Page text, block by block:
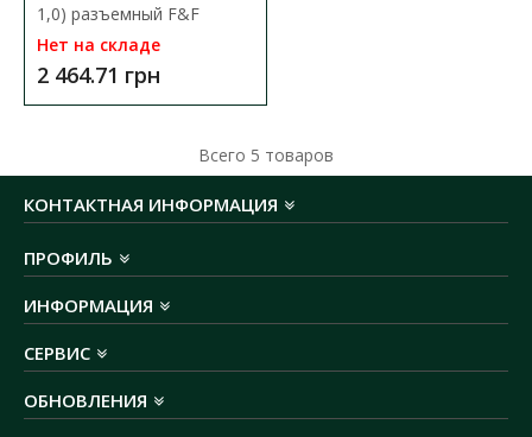
Доступность: В наличии
больших токов на меньшие значения, адаптирован..
2 464.71 грн
1,0) разъемный F&F
Нет на складе
2 464.71 грн
Всего 5 товаров
КОНТАКТНАЯ ИНФОРМАЦИЯ
ПРОФИЛЬ
ИНФОРМАЦИЯ
СЕРВИС
ОБНОВЛЕНИЯ